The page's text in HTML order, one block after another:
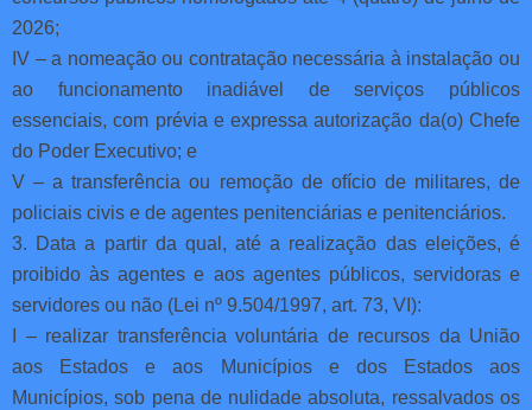
2026;
IV – a nomeação ou contratação necessária à instalação ou
ao funcionamento inadiável de serviços públicos
essenciais, com prévia e expressa autorização da(o) Chefe
do Poder Executivo; e
V – a transferência ou remoção de ofício de militares, de
policiais civis e de agentes penitenciárias e penitenciários.
3. Data a partir da qual, até a realização das eleições, é
proibido às agentes e aos agentes públicos, servidoras e
servidores ou não (Lei nº 9.504/1997, art. 73, VI):
I – realizar transferência voluntária de recursos da União
aos Estados e aos Municípios e dos Estados aos
Municípios, sob pena de nulidade absoluta, ressalvados os